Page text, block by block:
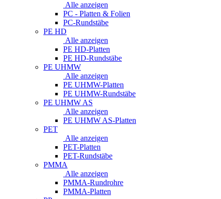
Alle anzeigen
PC - Platten & Folien
PC-Rundstäbe
PE HD
Alle anzeigen
PE HD-Platten
PE HD-Rundstäbe
PE UHMW
Alle anzeigen
PE UHMW-Platten
PE UHMW-Rundstäbe
PE UHMW AS
Alle anzeigen
PE UHMW AS-Platten
PET
Alle anzeigen
PET-Platten
PET-Rundstäbe
PMMA
Alle anzeigen
PMMA-Rundrohre
PMMA-Platten